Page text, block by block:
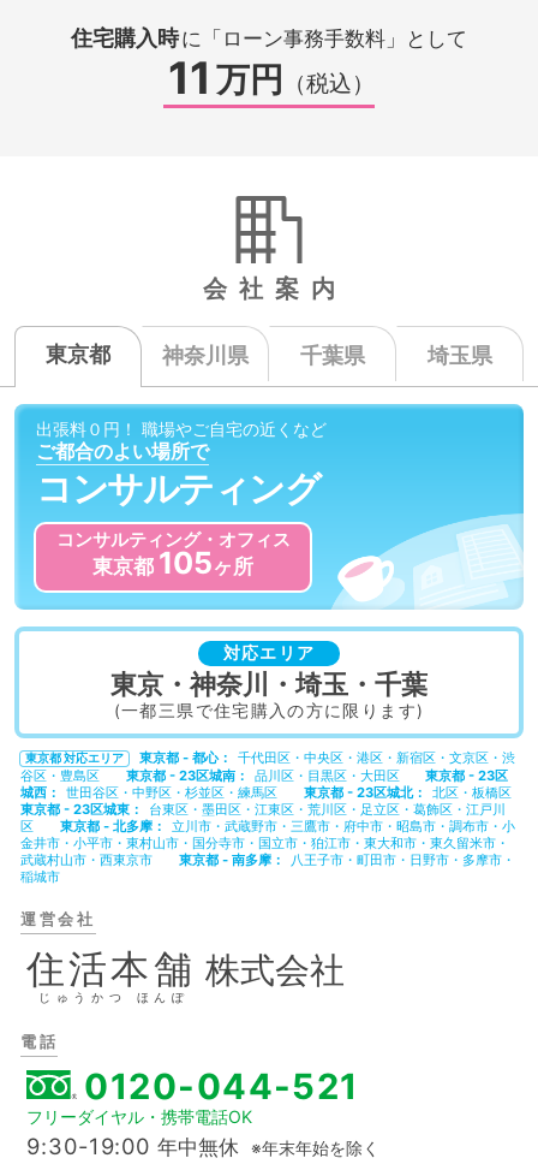
住宅購入時に 「ローン事務手数料」として
11 万円 （税込）
会社案内
東京都 神奈川県 千葉県 埼玉県
出張料０円！ 職場やご自宅の近くなど
ご都合のよい場所で
コンサルティング
コンサルティング・オフィス
東京都 105ヶ所
対応エリア
東京・神奈川・埼玉・千葉
(一都三県で住宅購入の方に限ります)
東京都 対応エリア 東京都 - 都心 千代田区 中央区 港区 新宿区 文京区
渋
谷区
豊島区 東京都 - 23区城南 品川区 目黒区 大田区
東京都 - 23区
城西
世田谷区 中野区 杉並区 練馬区 東京都 - 23区城北 北区
板橋区
東京都 - 23区城東
台東区 墨田区 江東区 荒川区 足立区 葛飾区
江戸川
区
東京都 - 北多摩 立川市 武蔵野市 三鷹市 府中市 昭島市 調布市
小
金井市
小平市 東村山市 国分寺市 国立市 狛江市 東大和市
東久留米市
武蔵村山市
西東京市 東京都 - 南多摩 八王子市 町田市 日野市
多摩市
稲城市
運営会社
住活本舗
じゅうかつ ほんぽ
株式会社
電話
0120-044-521
フリーダイヤル・携帯電話OK
9:30-19:00年中無休※年末年始を除く